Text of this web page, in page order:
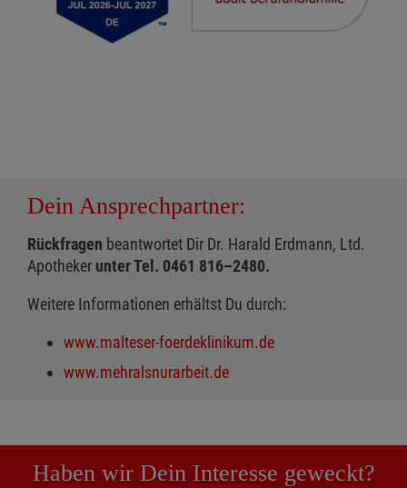
Dein Ansprechpartner:
Rückfragen beantwortet Dir Dr. Harald Erdmann, Ltd.
Apotheker unter Tel. 0461 816–2480.
Weitere Informationen erhältst Du durch:
www.malteser-foerdeklinikum.de
www.mehralsnurarbeit.de
Haben wir Dein Interesse geweckt?